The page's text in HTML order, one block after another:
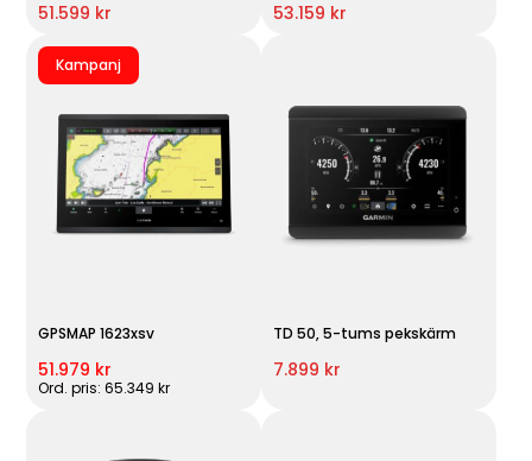
51.599 kr 53.159 kr
Kampanj
GPSMAP 1623xsv
51.979 kr
Ord. pris: 65.349 kr
TD 50, 5-tums pekskärm
7.899 kr